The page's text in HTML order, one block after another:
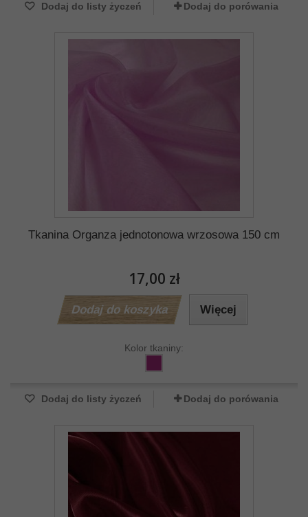
Dodaj do listy życzeń Dodaj do porówania
Tkanina Organza jednotonowa wrzosowa 150 cm
17,00 zł
Dodaj do koszyka Więcej
Kolor tkaniny:
Dodaj do listy życzeń Dodaj do porówania